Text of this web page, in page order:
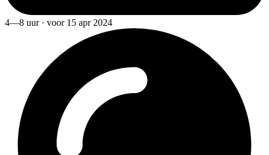
4—8 uur · voor 15 apr 2024